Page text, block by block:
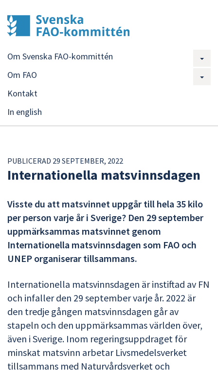
Om Svenska FAO-kommittén
Om FAO
Kontakt
In english
PUBLICERAD 29 SEPTEMBER, 2022
Internationella matsvinnsdagen
Visste du att matsvinnet uppgår till hela 35 kilo
per person varje år i Sverige? Den 29 september
uppmärksammas matsvinnet genom
Internationella matsvinnsdagen som FAO och
UNEP organiserar tillsammans.
Internationella matsvinnsdagen är instiftad av FN
och infaller den 29 september varje år. 2022 är
den tredje gången matsvinnsdagen går av
stapeln och den uppmärksammas världen över,
även i Sverige. Inom regeringsuppdraget för
minskat matsvinn arbetar Livsmedelsverket
tillsammans med Naturvårdsverket och